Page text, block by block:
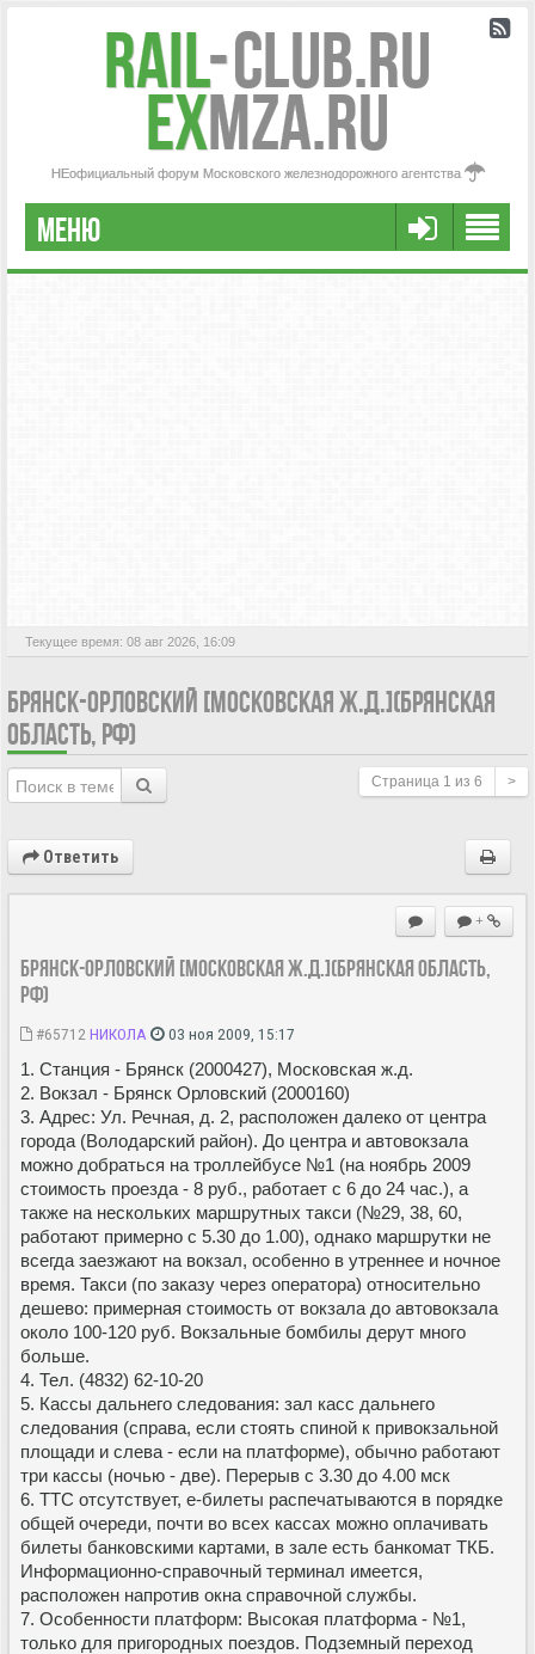
Rail-Club.RU
exMZA.RU
НЕофициальный форум Московского железнодорожного агентства
МЕНЮ
РЕГИСТРАЦИЯ
Текущее время: 08 авг 2026, 16:09
БРЯНСК-ОРЛОВСКИЙ [МОСКОВСКАЯ Ж.Д.](БРЯНСКАЯ
ОБЛАСТЬ, РФ)
Страница 1 из 6 >
Ответить
+
Брянск-Орловский [Московская ж.д.](Брянская область,
РФ)
#65712 НИКОЛА 03 ноя 2009, 15:17
1. Станция - Брянск (2000427), Московская ж.д.
2. Вокзал - Брянск Орловский (2000160)
3. Адрес: Ул. Речная, д. 2, расположен далеко от центра
города (Володарский район). До центра и автовокзала
можно добраться на троллейбусе №1 (на ноябрь 2009
стоимость проезда - 8 руб., работает с 6 до 24 час.), а
также на нескольких маршрутных такси (№29, 38, 60,
работают примерно с 5.30 до 1.00), однако маршрутки не
всегда заезжают на вокзал, особенно в утреннее и ночное
время. Такси (по заказу через оператора) относительно
дешево: примерная стоимость от вокзала до автовокзала
около 100-120 руб. Вокзальные бомбилы дерут много
больше.
4. Тел. (4832) 62-10-20
5. Кассы дальнего следования: зал касс дальнего
следования (справа, если стоять спиной к привокзальной
площади и слева - если на платформе), обычно работают
три кассы (ночью - две). Перерыв с 3.30 до 4.00 мск
6. ТТС отсутствует, е-билеты распечатываются в порядке
общей очереди, почти во всех кассах можно оплачивать
билеты банковскими картами, в зале есть банкомат ТКБ.
Информационно-справочный терминал имеется,
расположен напротив окна справочной службы.
7. Особенности платформ: Высокая платформа - №1,
только для пригородных поездов. Подземный переход